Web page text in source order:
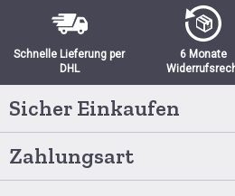
Schnelle Lieferung per
DHL
6 Monate
Sicher Einkaufen
Zahlungsart